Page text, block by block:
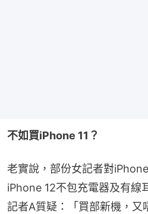
不如買iPhone 11？
老實說，部份女記者對
iPhone 12不包充電器及有線
記者A質疑：「買部新機，又